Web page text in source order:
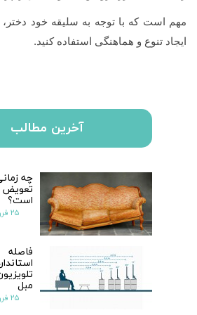
مهم است که با توجه به سلیقه خود دختر،
ایجاد تنوع و هماهنگی استفاده کنید.
آخرین مطالب
چه
تعویض
است؟
۲۵ فروردین ۰۳
فاصله
مبل
۲۵ فروردین ۰۳